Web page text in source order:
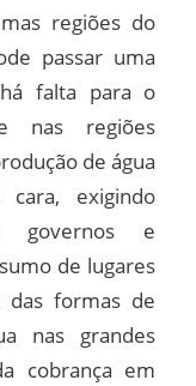
regiões do
passar uma
falta para o
nas regiões
de água
exigindo
governos e
de lugares
das formas de
nas grandes
cobrança em